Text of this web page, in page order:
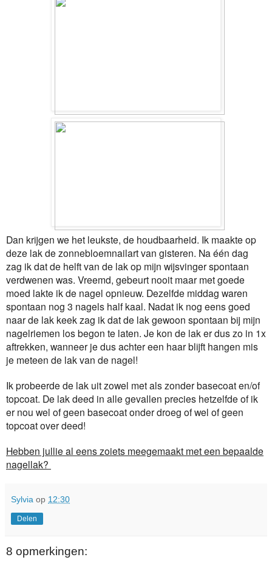
Dan krijgen we het leukste, de houdbaarheid. Ik maakte op
deze lak de zonnebloemnailart van gisteren. Na één dag
zag ik dat de helft van de lak op mijn wijsvinger spontaan
verdwenen was. Vreemd, gebeurt nooit maar met goede
moed lakte ik de nagel opnieuw. Dezelfde middag waren
spontaan nog 3 nagels half kaal. Nadat ik nog eens goed
naar de lak keek zag ik dat de lak gewoon spontaan bij mijn
nagelriemen los begon te laten. Je kon de lak er dus zo in 1x
aftrekken, wanneer je dus achter een haar blijft hangen mis
je meteen de lak van de nagel!
Ik probeerde de lak uit zowel met als zonder basecoat en/of
topcoat. De lak deed in alle gevallen precies hetzelfde of ik
er nou wel of geen basecoat onder droeg of wel of geen
topcoat over deed!
Hebben jullie al eens zoiets meegemaakt met een bepaalde
nagellak?
Sylvia op 12:30
Delen
8 opmerkingen: